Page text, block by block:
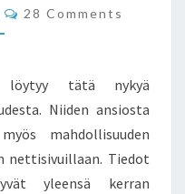
Comments
28 Comments
löytyy tätä nykyä
Niiden ansiosta
mahdollisuuden
nettisivuillaan. Tiedot
yleensä kerran